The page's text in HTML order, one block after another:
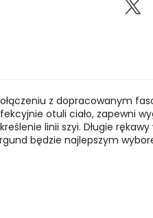
z dopracowanym
otuli ciało, zapewni
linii szyi. Długie rękawy
będzie najlepszym